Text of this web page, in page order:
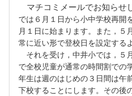
マチコミメールでお知らせ
では６月１日から小中学校再開
月１日に始まります。また，５
常に近い形で登校日を設定する
それを受け，中井小では，５
で全校児童が通常の時間割での
年生は週のはじめの３日間は午
下校することにします。その後